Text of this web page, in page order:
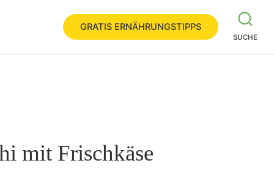
GRATIS ERNÄHRUNGSTIPPS
SUCHE
mit Frischkäse